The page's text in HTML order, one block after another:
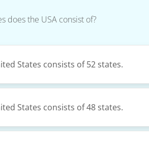
does the USA consist of?
States consists of 52 states.
States consists of 48 states.